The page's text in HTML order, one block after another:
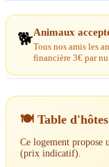
Chez nous, vous
Vous profiterez d'un
gourmands composés
restaurant convivial et
l'Aude, ses villages,
🐕Animaux
Tous nos amis les
financière 3€ par
🍽️ Table d'hôtes
Ce logement propose
(prix indicatif).